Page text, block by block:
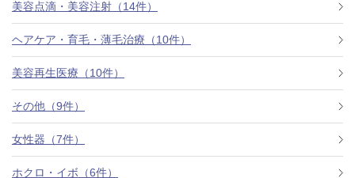
アクセス
西梅田から徒歩2分
ついて
美容点滴・美容注射（14件）
ヘアケア・育毛・薄毛治療（10件）
美容再生医療（10件）
その他（9件）
女性器（7件）
ホクロ・イボ（6件）